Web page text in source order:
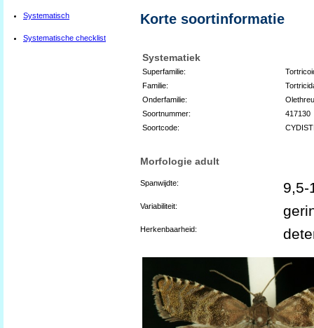
Systematisch
Systematische checklist
Korte soortinformatie
Systematiek
Superfamilie:
Familie:
Onderfamilie:
Soortnummer:
417130
Soortcode:
Morfologie adult
Spanwijdte: 9,5-
Variabiliteit:
Herkenbaarheid: